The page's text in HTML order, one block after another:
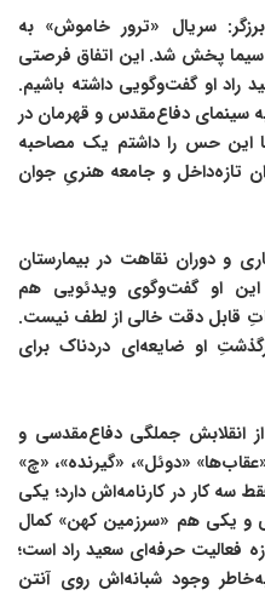
سریال «ترور خاموش» به
سیما پخش شد. این اتفاق فرصتی
راد او گفت‌وگویی داشته باشیم.
سینمای دفاع‌مقدس و قهرمان در
این حس را داشتم یک مصاحبه
تازه‌داخل و جامعه هنریِ جوان
و دوران نقاهت در بیمارستان
او گفت‌وگوی ویدئویی هم
قابل دقت خالی از لطف نیست.
او ضایعه‌ای دردناک برای
انقلابش جملگی دفاع‌مقدسی و
«دوئل»، «گیرنده»، «چ»
کار در کارنامه‌اش دارد؛ یکی
و یکی هم «سرزمین کهن» کمال
فعالیت حرفه‌ای سعید راد است؛
وجود شبانه‌اش روی آنتن